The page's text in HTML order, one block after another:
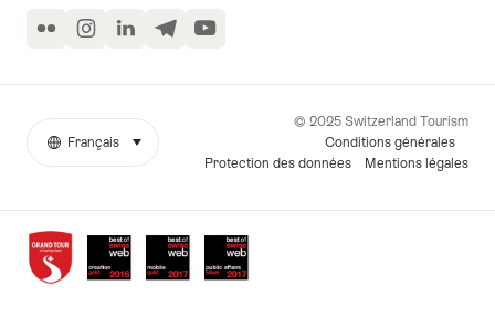
Flickr InstagramLinkedInTelegramYouTube
Awards
More
© 2025 Switzerland Tourism
Conditions générales
Protection des données
Mentions légales
Langue
Français sélectionner (cliquer pour afficher)